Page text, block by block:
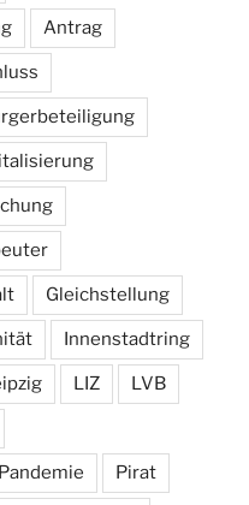
Antrag
Gleichstellung
Innenstadtring
LIZ LVB
Pandemie Pirat